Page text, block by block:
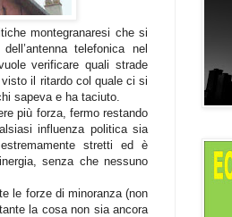
montegranaresi che si
telefonica nel
verificare quali strade
il ritardo col quale ci si
sapeva e ha taciuto.
più forza, fermo restando
influenza politica sia
stretti ed è
senza che nessuno
le forze di minoranza (non
la cosa non sia ancora